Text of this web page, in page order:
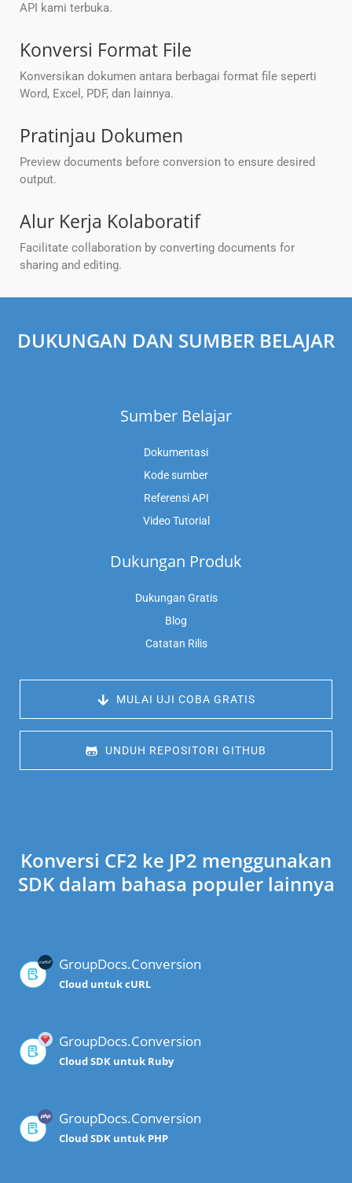
API kami terbuka.
Konversi Format File
Konversikan dokumen antara berbagai format file seperti
Word, Excel, PDF, dan lainnya.
Pratinjau Dokumen
Preview documents before conversion to ensure desired
output.
Alur Kerja Kolaboratif
Facilitate collaboration by converting documents for
sharing and editing.
DUKUNGAN DAN SUMBER BELAJAR
Sumber Belajar
Dokumentasi
Kode sumber
Referensi API
Video Tutorial
Dukungan Produk
Dukungan Gratis
Blog
Catatan Rilis
MULAI UJI COBA GRATIS
UNDUH REPOSITORI GITHUB
Konversi CF2 ke JP2 menggunakan
SDK dalam bahasa populer lainnya
GroupDocs.Conversion
Cloud untuk cURL
GroupDocs.Conversion
Cloud SDK untuk Ruby
GroupDocs.Conversion
Cloud SDK untuk PHP